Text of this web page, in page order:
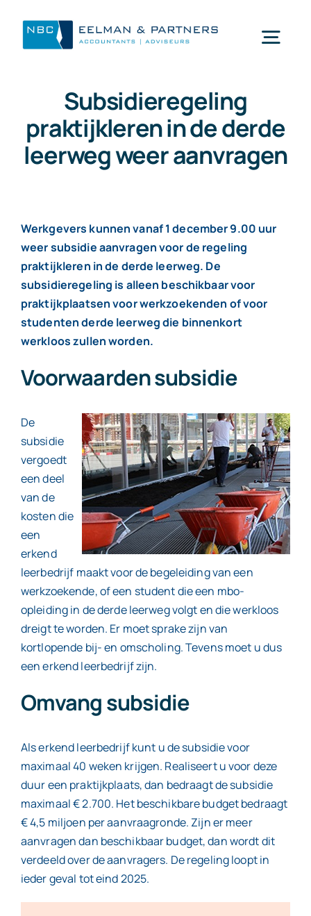
inhoud
Wat doen wij
Wie zijn wij
Nieuws
Werken bij
Subsidieregeling
praktijkleren in de derde
leerweg weer aanvragen
Werkgevers kunnen vanaf 1 december 9.00 uur
weer subsidie aanvragen voor de regeling
praktijkleren in de derde leerweg. De
subsidieregeling is alleen beschikbaar voor
praktijkplaatsen voor werkzoekenden of voor
studenten derde leerweg die binnenkort
werkloos zullen worden.
Voorwaarden subsidie
De
subsidie
vergoedt
een deel
van de
kosten die
een
erkend
leerbedrijf maakt voor de begeleiding van een
werkzoekende, of een student die een mbo-
opleiding in de derde leerweg volgt en die werkloos
dreigt te worden. Er moet sprake zijn van
kortlopende bij- en omscholing. Tevens moet u dus
een erkend leerbedrijf zijn.
Omvang subsidie
Als erkend leerbedrijf kunt u de subsidie voor
maximaal 40 weken krijgen. Realiseert u voor deze
duur een praktijkplaats, dan bedraagt de subsidie
maximaal € 2.700. Het beschikbare budget bedraagt
€ 4,5 miljoen per aanvraagronde. Zijn er meer
aanvragen dan beschikbaar budget, dan wordt dit
verdeeld over de aanvragers. De regeling loopt in
ieder geval tot eind 2025.